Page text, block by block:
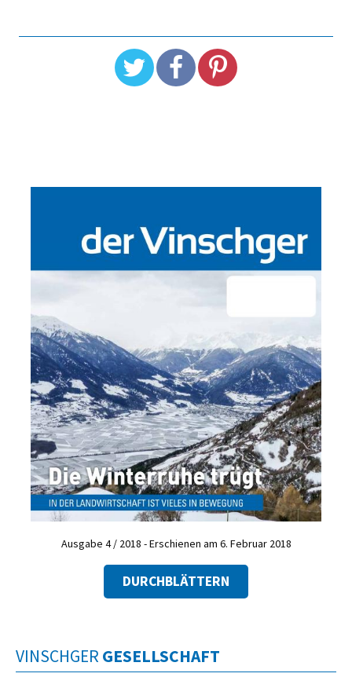
Ausgabe 4 / 2018 - Erschienen am 6. Februar 2018
DURCHBLÄTTERN
VINSCHGER GESELLSCHAFT